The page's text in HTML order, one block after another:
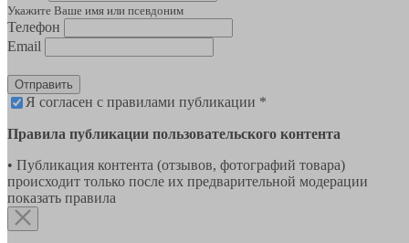
Укажите Ваше имя или псевдоним
Телефон
Email
Отправить
Я согласен с правилами публикации *
Правила публикации пользовательского контента
• Публикация контента (отзывов, фотографий товара)
происходит только после их предварительной модерации
показать правила